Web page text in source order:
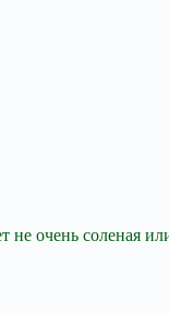
не очень соленая